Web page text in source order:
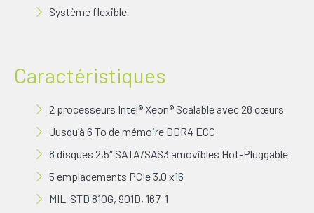
Système flexible
Caractéristiques
2 processeurs Intel® Xeon® Scalable avec 28 cœurs
Jusqu’à 6 To de mémoire DDR4 ECC
8 disques 2,5″ SATA/SAS3 amovibles Hot-Pluggable
5 emplacements PCIe 3.0 x16
MIL-STD 810G, 901D, 167-1